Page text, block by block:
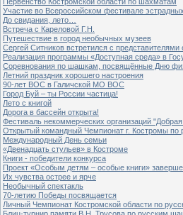
Участие во Всероссийском фестивале
До свидания, лето…
Встреча с Кареловой Г.Н.
Путешествие в город необычных музеев
Сергей Ситников встретился с
Реализация программы «Доступная среда» в
Соревнования по шашкам, посвящённые Дню
Летний праздник хорошего настроения
90-лет ВОС в Галичской МО ВОС
Город Буй – ты России частица!
Лето с книгой
Дорога в бассейн открыта!
Фестиваль некоммерческих организаций
Открытый командный Чемпионат г. Костромы
Международный День семьи
«Двенадцать стульев» в Костроме
Книги - победители конкурса
Проект «Особым детям – особые книги»
Их чувства острее и ярче
Необычный спектакль
70-летию Победы посвящается
Личный Чемпионат Костромской области по